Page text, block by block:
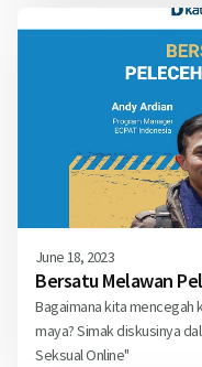
June 18, 2023
Bersatu Melawan
Bagaimana kita mencegah
maya? Simak diskusinya
Seksual Online"